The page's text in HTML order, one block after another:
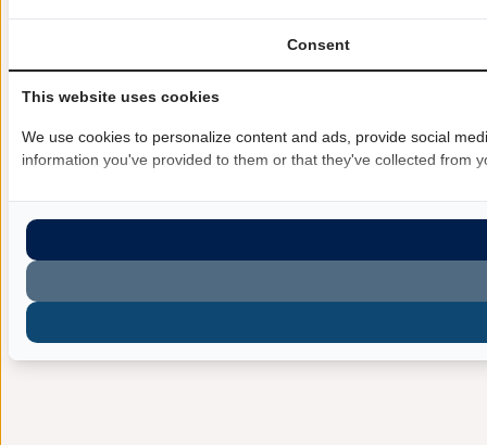
Consent
This website uses cookies
We use cookies to personalize content and ads, provide social
information you've provided to them or that they've collected from